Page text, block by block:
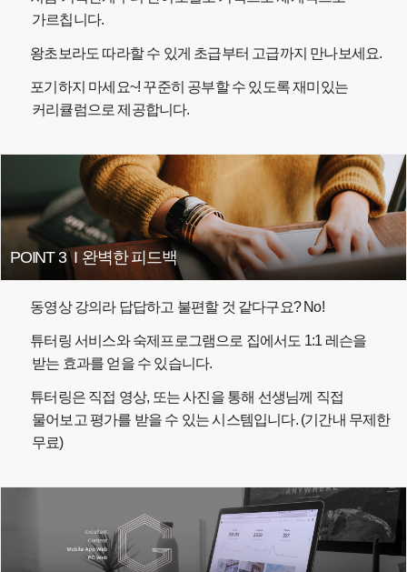
가르칩니다.
왕초보라도 따라할 수 있게 초급부터 고급까지 만나보세요.
포기하지 마세요~! 꾸준히 공부할 수 있도록 재미있는
커리큘럼으로 제공합니다.
POINT 3 I 완벽한 피드백
동영상 강의라 답답하고 불편할 것 같다구요? No!
튜터링 서비스와 숙제프로그램으로 집에서도 1:1 레슨을
받는 효과를 얻을 수 있습니다.
튜터링은 직접 영상, 또는 사진을 통해 선생님께 직접
물어보고 평가를 받을 수 있는 시스템입니다. (기간내 무제한
무료)